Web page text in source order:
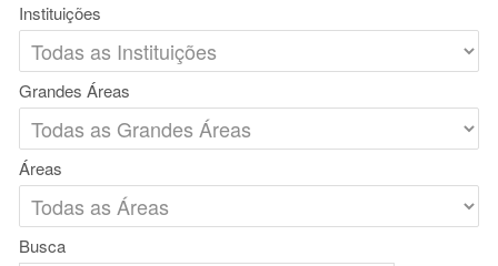
Instituições
Grandes Áreas
Áreas
Busca